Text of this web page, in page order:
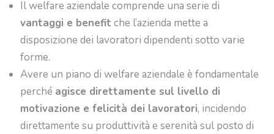
Il welfare aziendale comprende una serie di
vantaggi e benefit che l’azienda mette a
disposizione dei lavoratori dipendenti sotto varie
forme.
Avere un piano di welfare aziendale è fondamentale
perché agisce direttamente sul livello di
motivazione e felicità dei lavoratori, incidendo
direttamente su produttività e serenità sul posto di